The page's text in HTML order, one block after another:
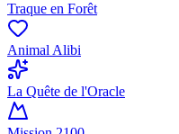
Traque en Forêt
Animal Alibi
La Quête de l'Oracle